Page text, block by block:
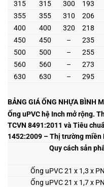
315 315 300 193
355
355 310 206
400
400 320 218
450
450 – 235
500
500 – 255
560
560 – 273
630
630 – 295
BẢNG GIÁ ỐNG NHỰA BÌNH
Ống uPVC hệ Inch mở rộng.
TCVN 8491:2011 và Tiêu
1452:2009 – Thị trường miền
Quy cách sản
Ống uPVC 21 x 1,3 x
Ống uPVC 21 x 1,7 x